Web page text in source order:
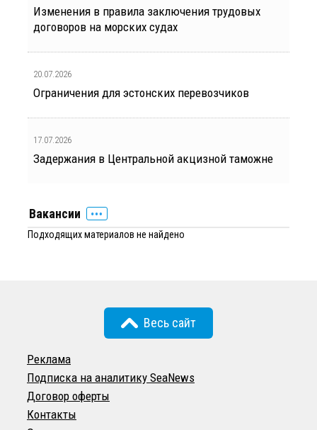
Изменения в правила заключения трудовых
договоров на морских судах
20.07.2026
Ограничения для эстонских перевозчиков
17.07.2026
Задержания в Центральной акцизной таможне
Вакансии
Подходящих материалов не найдено
Весь сайт
Реклама
Подписка на аналитику SeaNews
Договор оферты
Контакты